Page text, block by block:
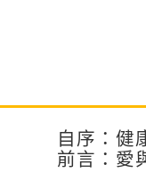
自序：健
前言：愛